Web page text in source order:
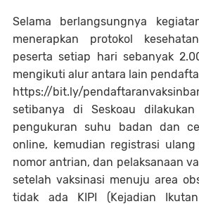
Selama berlangsungnya
menerapkan protokol
peserta setiap hari sebanyak
mengikuti alur antara lain
https://bit.ly/
setibanya di Seskoau
pengukuran suhu badan dan
online, kemudian registrasi
nomor antrian, dan pelaksanaan
setelah vaksinasi menuju area
tidak ada KIPI (Kejadian